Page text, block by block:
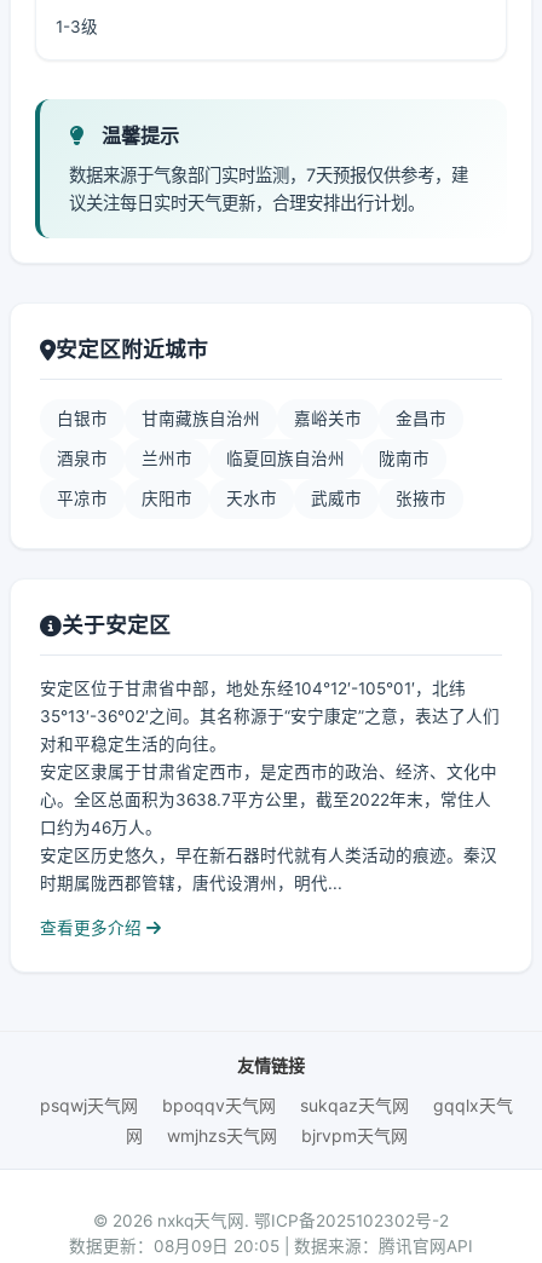
1-3级
温馨提示
数据来源于气象部门实时监测，7天预报仅供参考，建
议关注每日实时天气更新，合理安排出行计划。
安定区附近城市
白银市 甘南藏族自治州 嘉峪关市 金昌市
酒泉市 兰州市 临夏回族自治州 陇南市
平凉市 庆阳市 天水市 武威市 张掖市
关于安定区
安定区位于甘肃省中部，地处东经104°12′-105°01′，北纬
35°13′-36°02′之间。其名称源于“安宁康定”之意，表达了人们
对和平稳定生活的向往。
安定区隶属于甘肃省定西市，是定西市的政治、经济、文化中
心。全区总面积为3638.7平方公里，截至2022年末，常住人
口约为46万人。
安定区历史悠久，早在新石器时代就有人类活动的痕迹。秦汉
时期属陇西郡管辖，唐代设渭州，明代...
查看更多介绍
友情链接
psqwj天气网
bpoqqv天气网 sukqaz天气网
gqqlx天气
网
wmjhzs天气网 bjrvpm天气网
© 2026 nxkq天气网. 鄂ICP备2025102302号-2
数据更新：08月09日 20:05 | 数据来源：腾讯官网API